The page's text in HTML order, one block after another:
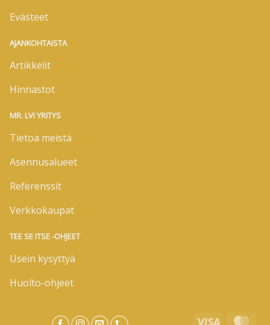
Evästeet
AJANKOHTAISTA
Artikkelit
Hinnastot
MR. LVI YRITYS
Tietoa meistä
Asennusalueet
Referenssit
Verkkokaupat
TEE SE ITSE -OHJEET
Usein kysyttyä
Huolto-ohjeet
Visa